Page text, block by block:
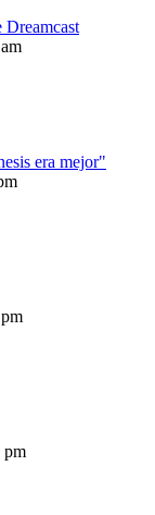
era mejor"
pm